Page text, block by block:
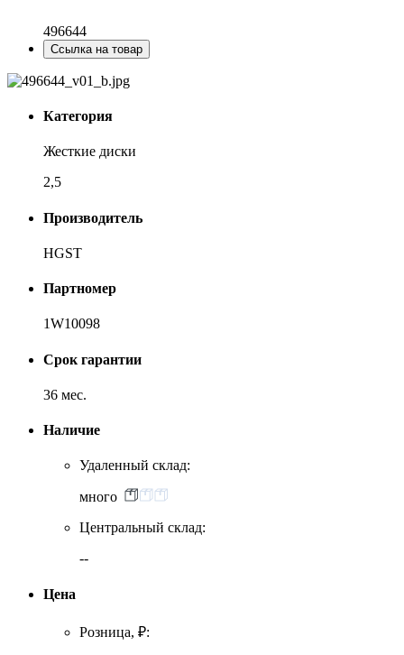
496644
Ссылка на товар
Категория
Жесткие диски
2,5
Производитель
HGST
Партномер
1W10098
Срок гарантии
36 мес.
Наличие
Удаленный склад:
много
Центральный склад:
--
Цена
Розница, ₽: